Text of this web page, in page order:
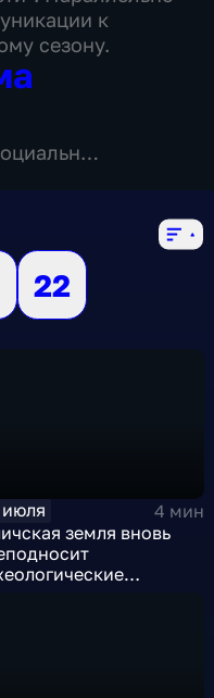
к
сезону.
22
июля
4 мин
земля вновь